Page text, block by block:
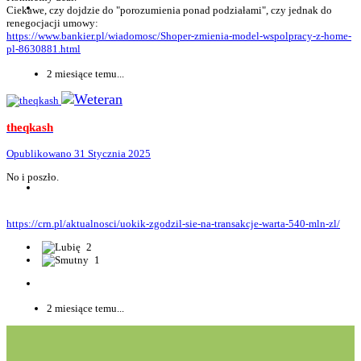
Ciekawe, czy dojdzie do "porozumienia ponad podziałami", czy jednak do
renegocjacji umowy:
https://www.bankier.pl/wiadomosc/Shoper-zmienia-model-wspolpracy-z-home-
pl-8630881.html
2 miesiące temu...
theqkash
Opublikowano 31 Stycznia 2025
No i poszło.
https://crn.pl/aktualnosci/uokik-zgodzil-sie-na-transakcje-warta-540-mln-zl/
2
1
2 miesiące temu...